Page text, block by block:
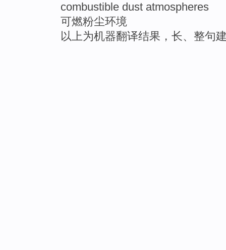
combustible dust atmospheres
可燃粉尘环境
以上为机器翻译结果，长、整句